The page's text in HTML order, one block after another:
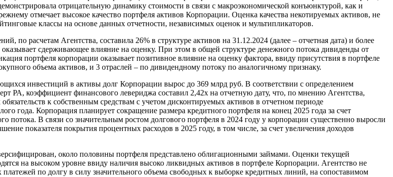
отрицательную динамику стоимости в связи с макроэкономической конъюнктурой, как и
отмечает высокое качество портфеля активов Корпорации. Оценка качества некотируемых активов, не
классы на основе данных отчетности, независимых оценок и мультипликаторов.
по расчетам Агентства, составила 26% в структуре активов на 31.12.2024 (далее – отчетная дата) и более
сдерживающее влияние на оценку. При этом в общей структуре денежного потока дивиденды от
портфеля корпорации оказывает позитивное влияние на оценку фактора, ввиду присутствия в портфеле
объема активов, и 3 отраслей – по дивидендному потоку по аналогичному признаку.
инвестиций в активы долг Корпорации вырос до 369 млрд руб. В соответствии с определением
РА, коэффициент финансового левериджа составил 2,42х на отчетную дату, что, по мнению Агентства,
к собственным средствам с учетом дисконтируемых активов в отчетном периоде
года. Корпорация планирует сокращение размера кредитного портфеля на конец 2025 года за счет
потока. В связи со значительным ростом долгового портфеля в 2024 году у корпорации существенно выросли
показателя покрытия процентных расходов в 2025 году, в том числе, за счет увеличения доходов
около половины портфеля представлено облигационными займами. Оценки текущей
на высоком уровне ввиду наличия высоко ликвидных активов в портфеле Корпорации. Агентство не
по долгу в силу значительного объема свободных к выборке кредитных линий, на сопоставимом